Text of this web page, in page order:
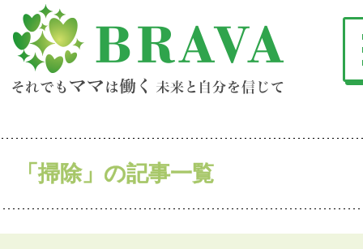
「掃除」の記事一覧